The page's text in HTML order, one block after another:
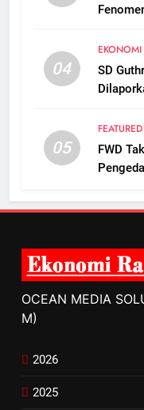
04
EKONOMI
SD
05
FEATURED
FWD
OCEAN MEDIA
M)
2026
2025